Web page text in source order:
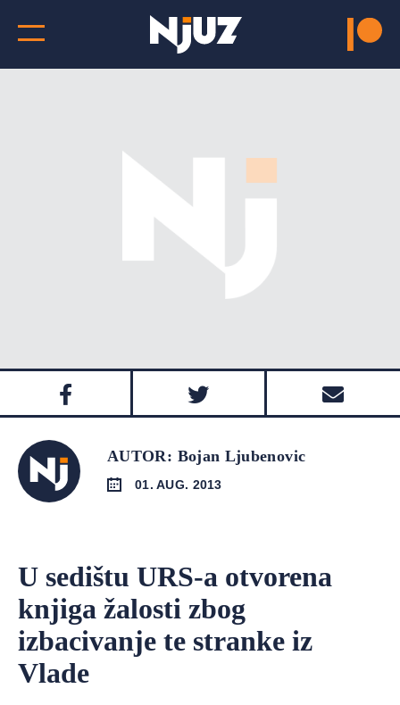
AUTOR: Bojan Ljubenovic
01. AUG. 2013
U sedištu URS-a otvorena
knjiga žalosti zbog
izbacivanje te stranke iz
Vlade